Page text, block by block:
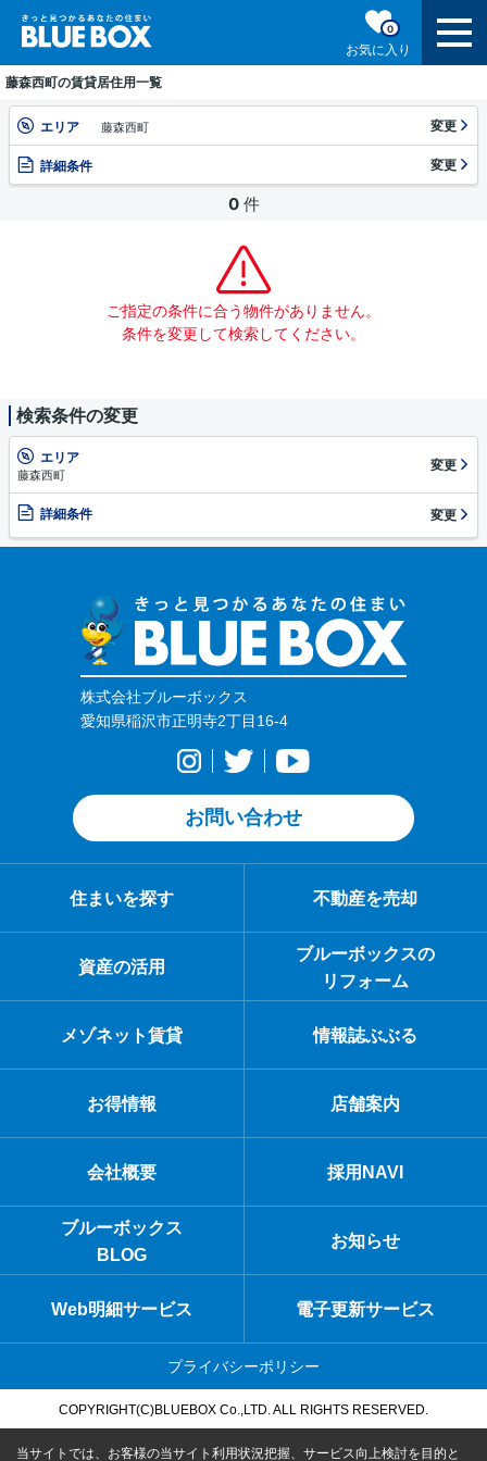
お気に入り
0
藤森西町の賃貸居住用一覧
エリア 藤森西町 変更
詳細条件 変更
0 件
ご指定の条件に合う物件がありません。
条件を変更して検索してください。
検索条件の変更
エリア
藤森西町
変更
詳細条件 変更
株式会社ブルーボックス
愛知県稲沢市正明寺2丁目16-4
お問い合わせ
住まいを探す 不動産を売却
資産の活用
ブルーボックスの
リフォーム
メゾネット賃貸 情報誌ぶぶる
お得情報 店舗案内
会社概要 採用NAVI
ブルーボックス
BLOG
お知らせ
Web明細サービス 電子更新サービス
プライバシーポリシー
COPYRIGHT(C)BLUEBOX Co.,LTD. ALL RIGHTS RESERVED.
当サイトでは、お客様の当サイト利用状況把握、サービス向上検討を目的と